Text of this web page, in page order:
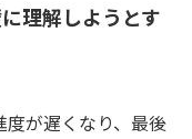
理解しようとす
が遅くなり、最後